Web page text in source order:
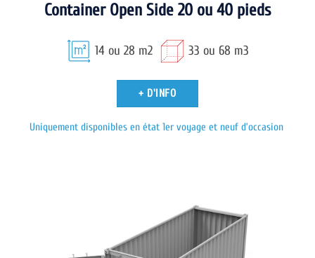
Container Open Side 20 ou 40 pieds
14 ou 28 m2 33 ou 68 m3
+ D'INFO
Uniquement disponibles en état 1er voyage et neuf d’occasion